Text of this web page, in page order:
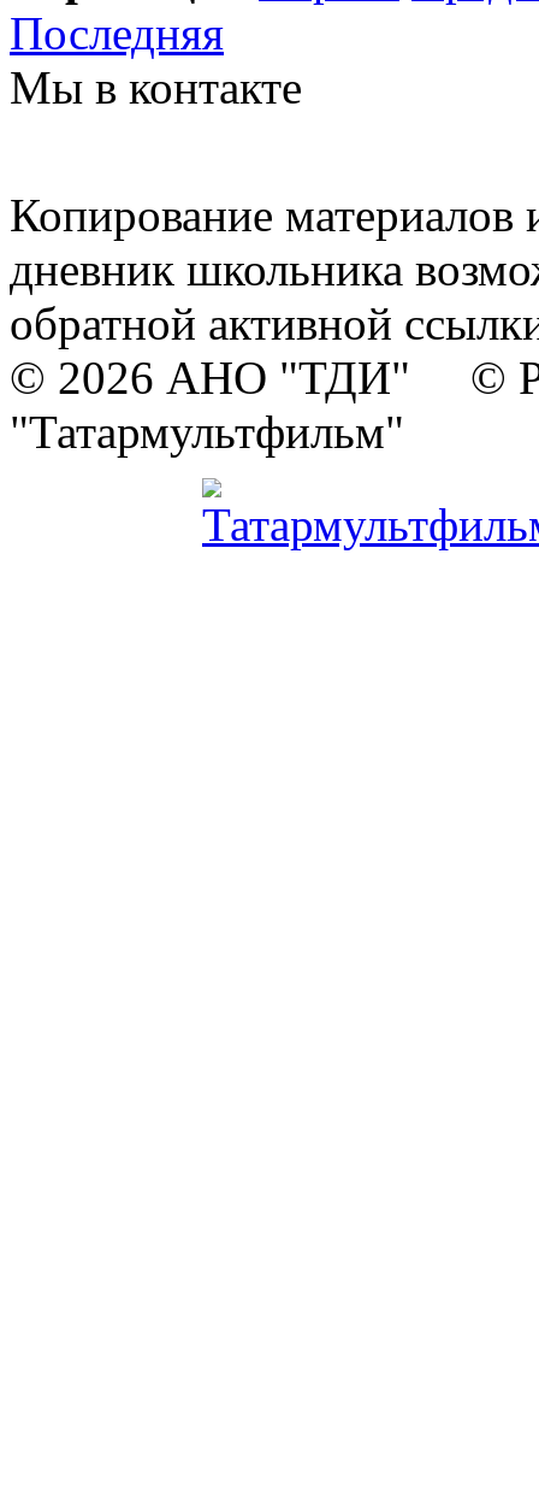
Последняя
Мы в контакте
Копирование материалов
дневник школьника
обратной активной
© 2026 АНО "ТДИ" ©
"Татармультфильм"